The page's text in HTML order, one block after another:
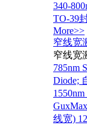
340-
TO-39
More>>
窄线宽
窄线宽
785nm
Diode;
线宽)